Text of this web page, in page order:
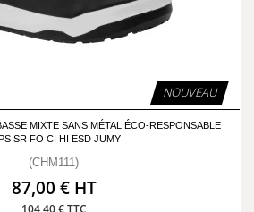
NOUVEAU
MIXTE SANS MÉTAL ÉCO-RESPONSABLE
SR FO CI HI ESD JUMY
(CHM111)
87,00 € HT
104,40 € TTC